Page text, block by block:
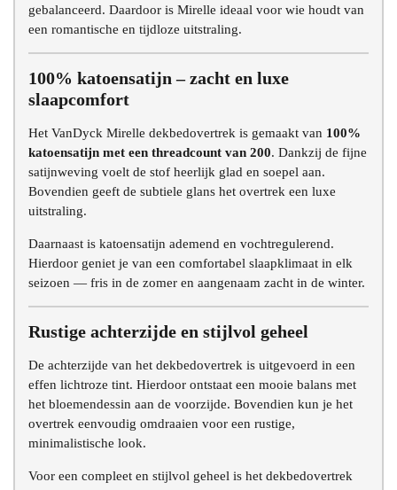
gebalanceerd. Daardoor is Mirelle ideaal voor wie houdt van
een romantische en tijdloze uitstraling.
100% katoensatijn – zacht en luxe
slaapcomfort
Het VanDyck Mirelle dekbedovertrek is gemaakt van 100%
katoensatijn met een threadcount van 200. Dankzij de fijne
satijnweving voelt de stof heerlijk glad en soepel aan.
Bovendien geeft de subtiele glans het overtrek een luxe
uitstraling.
Daarnaast is katoensatijn ademend en vochtregulerend.
Hierdoor geniet je van een comfortabel slaapklimaat in elk
seizoen — fris in de zomer en aangenaam zacht in de winter.
Rustige achterzijde en stijlvol geheel
De achterzijde van het dekbedovertrek is uitgevoerd in een
effen lichtroze tint. Hierdoor ontstaat een mooie balans met
het bloemendessin aan de voorzijde. Bovendien kun je het
overtrek eenvoudig omdraaien voor een rustige,
minimalistische look.
Voor een compleet en stijlvol geheel is het dekbedovertrek